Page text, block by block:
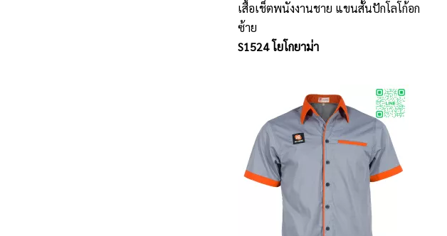
เสื้อเช็ตพนังงานชาย แขนสั้นปักโลโก้อก
ซ้าย
S1524 โยโกยาม่า